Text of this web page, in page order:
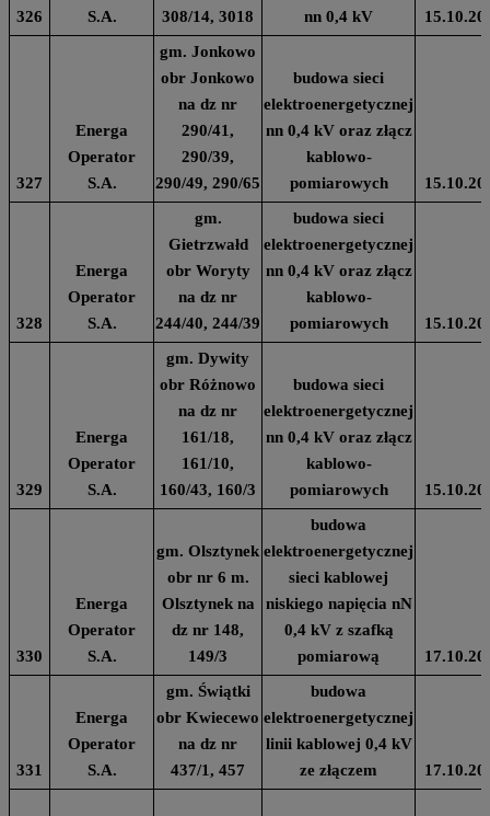
326
S.A.
308/14, 3018
nn 0,4 kV
327
Energa
Operator
S.A.
gm. Jonkowo
obr Jonkowo
na dz nr
290/41,
290/39,
290/49, 290/65
budowa sieci
elektroenergetycznej
nn 0,4 kV oraz złącz
kablowo-
pomiarowych
328
Energa
Operator
S.A.
gm.
Gietrzwałd
obr Woryty
na dz nr
244/40, 244/39
budowa sieci
elektroenergetycznej
nn 0,4 kV oraz złącz
kablowo-
pomiarowych
329
Energa
Operator
S.A.
gm. Dywity
obr Różnowo
na dz nr
161/18,
161/10,
160/43, 160/3
budowa sieci
elektroenergetycznej
nn 0,4 kV oraz złącz
kablowo-
pomiarowych
330
Energa
Operator
S.A.
gm. Olsztynek
obr nr 6 m.
Olsztynek na
dz nr 148,
149/3
budowa
elektroenergetycznej
sieci kablowej
niskiego napięcia nN
0,4 kV z szafką
pomiarową
331
Energa
Operator
S.A.
gm. Świątki
obr Kwiecewo
na dz nr
437/1, 457
budowa
elektroenergetycznej
linii kablowej 0,4 kV
ze złączem